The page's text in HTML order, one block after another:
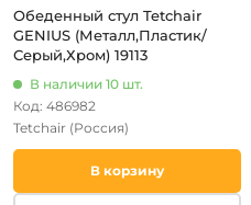
Обеденный стул Tetchair
GENIUS (Металл,Пластик/
Серый,Хром) 19113
В наличии 10 шт.
Код: 486982
Tetchair (Россия)
В корзину